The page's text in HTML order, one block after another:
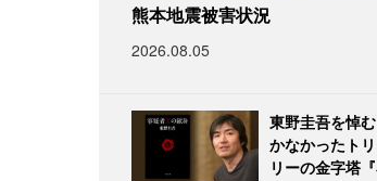
熊本地震被害状況
2026.08.05
東野圭吾を悼
かなかったト
リーの金字塔